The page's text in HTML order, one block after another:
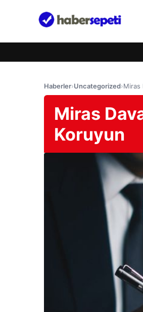
Haberler›Uncategorized›Miras
Miras
Koruyun